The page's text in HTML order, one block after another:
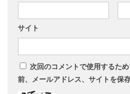
サイト
次回のコメントで使用するた
前、メールアドレス、サイトを保存